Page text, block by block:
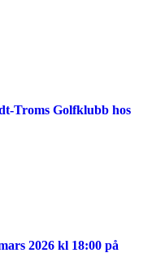
Troms Golfklubb hos
2026 kl 18:00 på